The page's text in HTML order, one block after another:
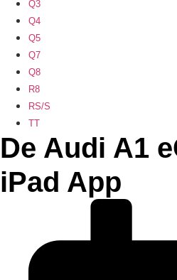
Q3
Q4
Q5
Q7
Q8
R8
RS/S
TT
De Audi A1
iPad App